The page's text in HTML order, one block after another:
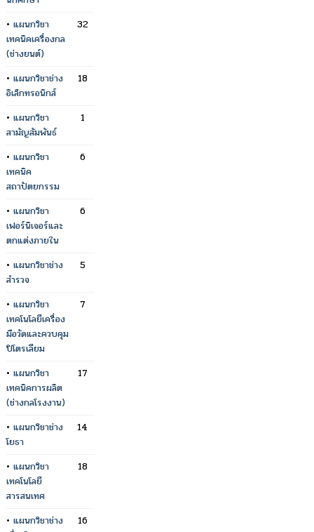
• แผนกวิชา
เทคนิคเครื่องกล
(ช่างยนต์)
32
• แผนกวิชาช่าง
อิเล็กทรอนิกส์
18
• แผนกวิชา
สามัญสัมพันธ์
1
• แผนกวิชา
เทคนิค
สถาปัตยกรรม
6
• แผนกวิชา
เฟอร์นิเจอร์และ
ตกแต่งภายใน
6
• แผนกวิชาช่าง
สำรวจ
5
• แผนกวิชา
เทคโนโลยีเครื่อง
มือวัดและควบคุม
ปิโตรเลียม
7
• แผนกวิชา
เทคนิคการผลิต
(ช่างกลโรงงาน)
17
• แผนกวิชาช่าง
โยธา
14
• แผนกวิชา
เทคโนโลยี
สารสนเทศ
18
• แผนกวิชาช่าง
16